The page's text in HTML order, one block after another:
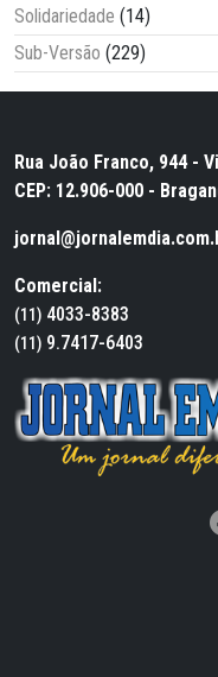
Solidariedade (14)
Sub-Versão (229)
Rua João Franco, 944 -
CEP: 12.906-000 -
Comercial:
(11) 4033-8383
(11) 9.7417-6403